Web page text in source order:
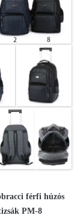
férfi húzós
PM-8